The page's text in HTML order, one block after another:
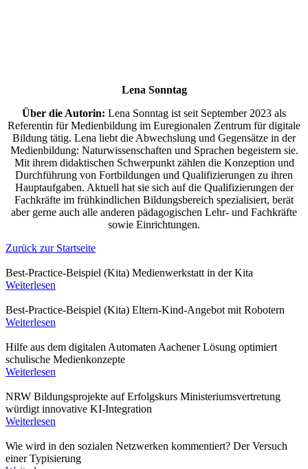
Lena Sonntag
Über die Autorin: Lena Sonntag ist seit September 2023 als
Referentin für Medienbildung im Euregionalen Zentrum für digitale
Bildung tätig. Lena liebt die Abwechslung und Gegensätze in der
Medienbildung: Naturwissenschaften und Sprachen begeistern sie.
Mit ihrem didaktischen Schwerpunkt zählen die Konzeption und
Durchführung von Fortbildungen und Qualifizierungen zu ihren
Hauptaufgaben. Aktuell hat sie sich auf die Qualifizierungen der
Fachkräfte im frühkindlichen Bildungsbereich spezialisiert, berät
aber gerne auch alle anderen pädagogischen Lehr- und Fachkräfte
sowie Einrichtungen.
Zurück zur Startseite
Best-Practice-Beispiel (Kita) Medienwerkstatt in der Kita
Weiterlesen
Best-Practice-Beispiel (Kita) Eltern-Kind-Angebot mit Robotern
Weiterlesen
Hilfe aus dem digitalen Automaten Aachener Lösung optimiert
schulische Medienkonzepte
Weiterlesen
NRW Bildungsprojekte auf Erfolgskurs Ministeriumsvertretung
würdigt innovative KI-Integration
Weiterlesen
Wie wird in den sozialen Netzwerken kommentiert? Der Versuch
einer Typisierung